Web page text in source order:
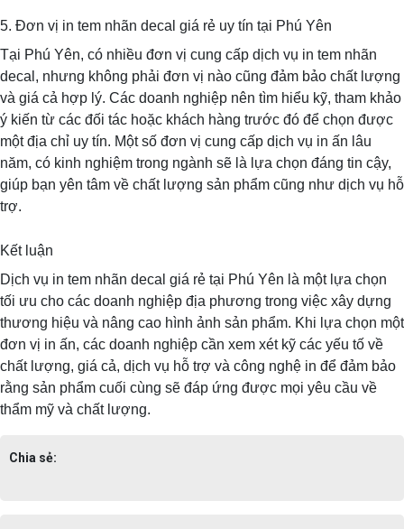
5. Đơn vị in tem nhãn decal giá rẻ uy tín tại Phú Yên
Tại Phú Yên, có nhiều đơn vị cung cấp dịch vụ in tem nhãn
decal, nhưng không phải đơn vị nào cũng đảm bảo chất lượng
và giá cả hợp lý. Các doanh nghiệp nên tìm hiểu kỹ, tham khảo
ý kiến từ các đối tác hoặc khách hàng trước đó để chọn được
một địa chỉ uy tín. Một số đơn vị cung cấp dịch vụ in ấn lâu
năm, có kinh nghiệm trong ngành sẽ là lựa chọn đáng tin cậy,
giúp bạn yên tâm về chất lượng sản phẩm cũng như dịch vụ hỗ
trợ.
Kết luận
Dịch vụ in tem nhãn decal giá rẻ tại Phú Yên là một lựa chọn
tối ưu cho các doanh nghiệp địa phương trong việc xây dựng
thương hiệu và nâng cao hình ảnh sản phẩm. Khi lựa chọn một
đơn vị in ấn, các doanh nghiệp cần xem xét kỹ các yếu tố về
chất lượng, giá cả, dịch vụ hỗ trợ và công nghệ in để đảm bảo
rằng sản phẩm cuối cùng sẽ đáp ứng được mọi yêu cầu về
thẩm mỹ và chất lượng.
Chia sẻ: